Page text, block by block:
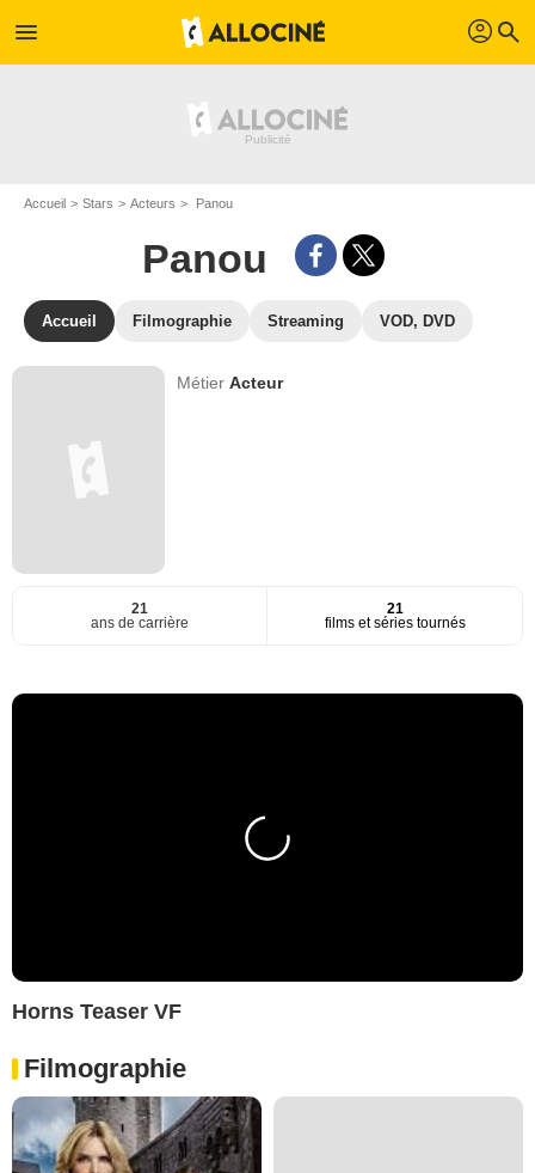
menu profil search
Accueil Stars Acteurs Panou
Panou
Accueil Filmographie Streaming VOD, DVD
MétierActeur
21
ans de carrière
21
films et séries tournés
Horns Teaser VF
Filmographie